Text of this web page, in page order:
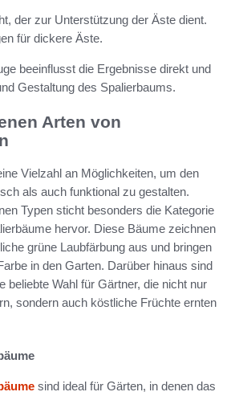
der zur Unterstützung der Äste dient.
für dickere Äste.
beeinflusst die Ergebnisse direkt und
Gestaltung des Spalierbaums.
Arten von
Vielzahl an Möglichkeiten, um den
als auch funktional zu gestalten.
Typen sticht besonders die Kategorie
hervor. Diese Bäume zeichnen
grüne Laubfärbung aus und bringen
in den Garten. Darüber hinaus sind
beliebte Wahl für Gärtner, die nicht nur
sondern auch köstliche Früchte ernten
sind ideal für Gärten, in denen das